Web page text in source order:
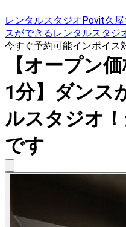
レンタルスタジオPovit久
スができるレンタルスタジ
今すぐ予約可能インボイス
【オープン
1分】ダンス
ルスタジオ
です